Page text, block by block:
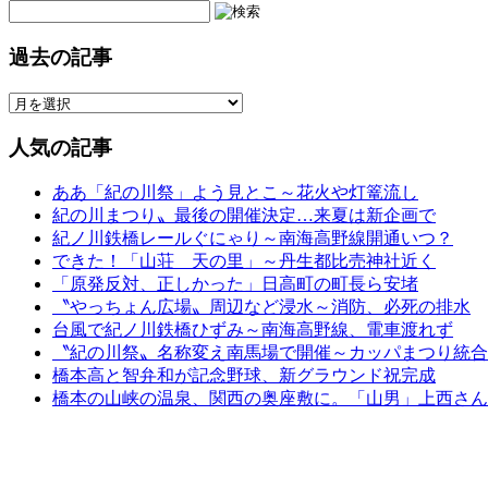
過去の記事
人気の記事
ああ「紀の川祭」よう見とこ～花火や灯篭流し
紀の川まつり〟最後の開催決定…来夏は新企画で
紀ノ川鉄橋レールぐにゃり～南海高野線開通いつ？
できた！「山荘 天の里」～丹生都比売神社近く
「原発反対、正しかった」日高町の町長ら安堵
〝やっちょん広場〟周辺など浸水～消防、必死の排水
台風で紀ノ川鉄橋ひずみ～南海高野線、電車渡れず
〝紀の川祭〟名称変え南馬場で開催～カッパまつり統合
橋本高と智弁和が記念野球、新グラウンド祝完成
橋本の山峡の温泉、関西の奥座敷に。「山男」上西さ